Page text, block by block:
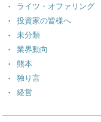
ライツ・オファリング
投資家の皆様へ
未分類
業界動向
熊本
独り言
経営